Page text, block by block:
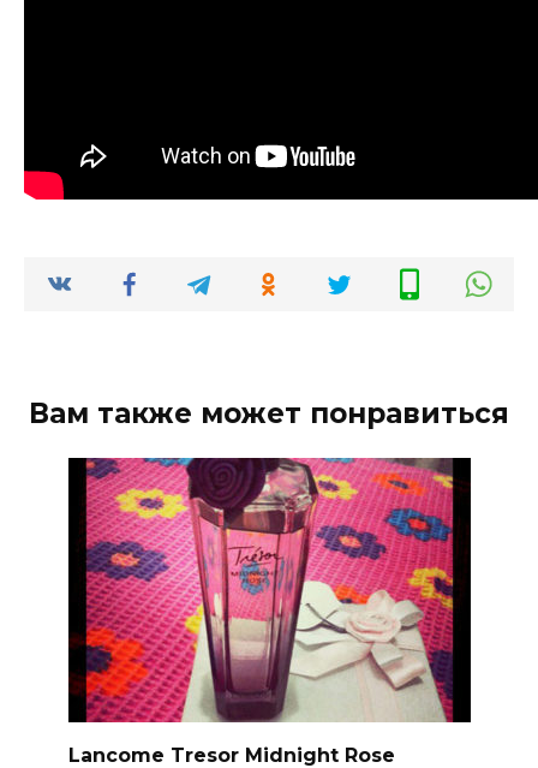
Вам также может понравиться
Lancome Tresor Midnight Rose